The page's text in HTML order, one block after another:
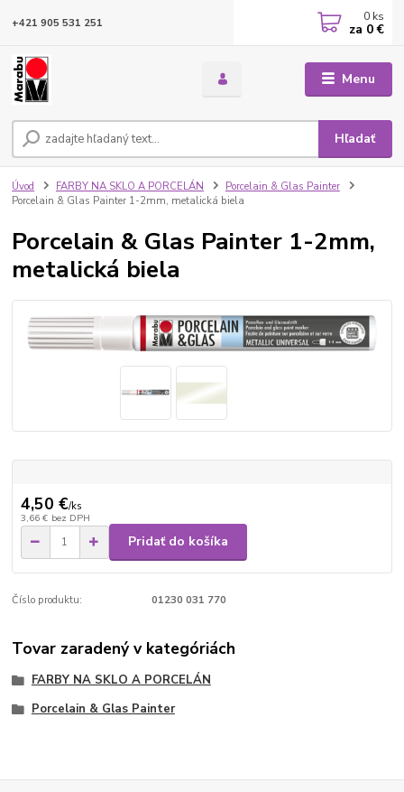
Menu
Hľadať
+421 905 531 251 0 ks
za 0 €
Úvod FARBY NA SKLO A PORCELÁN
Porcelain & Glas Painter
Porcelain & Glas Painter 1-2mm, metalická biela
Porcelain & Glas Painter 1-2mm,
metalická biela
4,50 €/ks
3,66 € bez DPH
Pridať do košíka
Číslo produktu: 01230 031 770
Tovar zaradený v kategóriách
FARBY NA SKLO A PORCELÁN
Porcelain & Glas Painter